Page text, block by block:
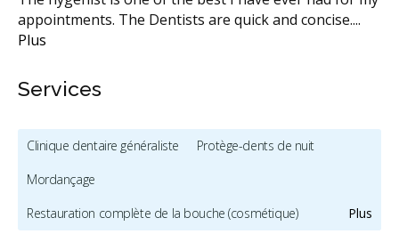
appointments. The Dentists are quick and concise....
Plus
Services
Plus
Clinique dentaire généraliste
Protège-dents de nuit
Mordançage
Restauration complète de la bouche (cosmétique)